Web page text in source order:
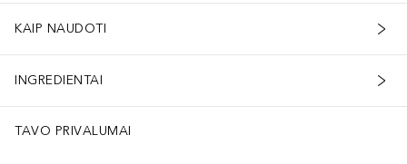
KAIP NAUDOTI
INGREDIENTAI
TAVO PRIVALUMAI